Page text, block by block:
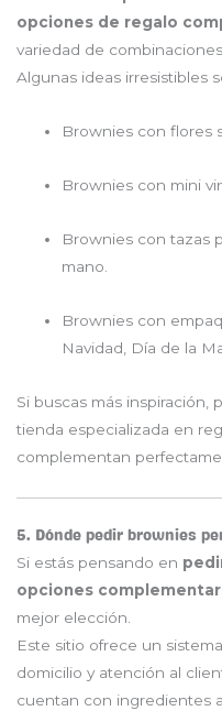
opciones de regalo
variedad de
Algunas ideas irresistibles
Brownies con flores
Brownies con mini
Brownies con tazas
mano.
Brownies con
Navidad, Día de la
Si buscas más inspiración,
tienda especializada en
complementan
5. Dónde pedir brownies
Si estás pensando en
opciones
mejor elección.
Este sitio ofrece un
domicilio y atención al
cuentan con ingredientes